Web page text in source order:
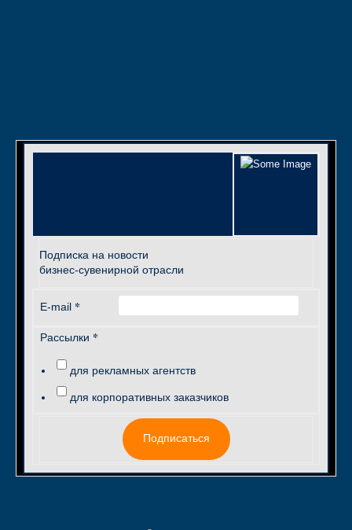
Подписка на новости
бизнес-сувенирной отрасли
E-mail *
Рассылки *
для рекламных агентств
для корпоративных заказчиков
Подписаться